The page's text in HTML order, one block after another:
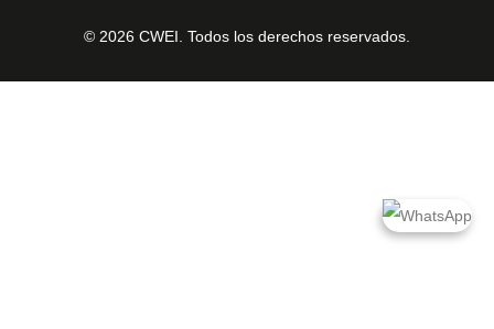
© 2026 CWEI. Todos los derechos reservados.